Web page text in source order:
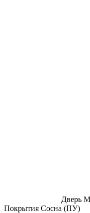
Дверь
Покрытия Сосна (ПУ)